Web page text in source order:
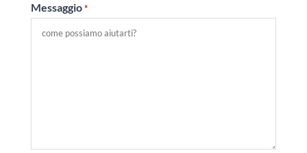
Messaggio *